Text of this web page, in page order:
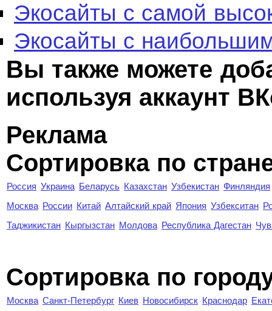
Экосайты с самой
Экосайты с
Вы также можете
используя аккаунт
Реклама
Сортировка по
Россия Украина Беларусь Казахстан Узбекистан Финляндия
Москва России Китай Алтайский край Япония Узбекситан
Таджикистан Кыргызстан Молдова Республика Дагестан
Cортировка по
Москва Санкт-Петербург Киев Новосибирск Краснодар